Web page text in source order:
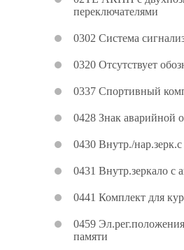
переключателями
0302 Система
0320 Отсутствует
0337 Спортивный
0428 Знак аварийной
0430 Внутр./
0431 Внутр.зеркало с
0441 Комплект для
0459
памяти